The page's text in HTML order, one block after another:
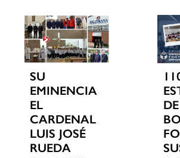
SU
EMINENCIA
EL
CARDENAL
LUIS JOSÉ
RUEDA